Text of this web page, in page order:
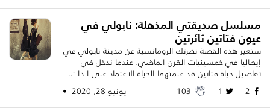
مسلسل صديقتي المذهلة: نابولي في
عيون فتاتين ثائرتين
ستغير هذه القصة نظرتك الرومانسية عن مدينة نابولي في
إيطاليا في خمسينيات القرن الماضي. عندما ندخل في
تفاصيل حياة فتاتين قد علمتهما الحياة الاعتماد على الذات.
يونيو 28, 2020 •